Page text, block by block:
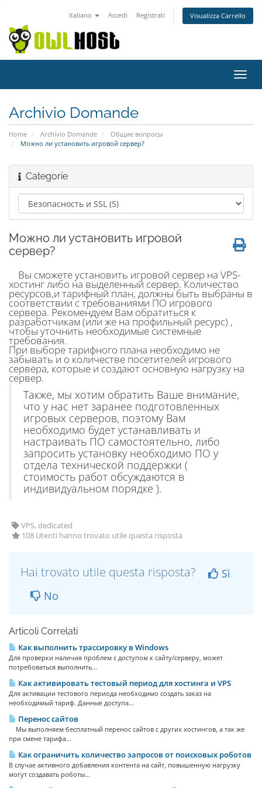
Italiano Accedi Registrati Visualizza Carrello
Attiva
Archivio Domande
Home Archivio Domande
Общие вопросы
Можно ли установить игровой сервер?
Categorie
Можно ли установить игровой
сервер?
Вы сможете установить игровой сервер на VPS-
хостинг либо на выделенный сервер. Количество
ресурсов,и тарифный план, должны быть выбраны в
соответствии с требованиями ПО игрового
сервера. Рекомендуем Вам обратиться к
разработчикам (или же на профильный ресурс) ,
чтобы уточнить необходимые системные
требования.
При выборе тарифного плана необходимо не
забывать и о количестве посетителей игрового
сервера, которые и создают основную нагрузку на
сервер.
Также, мы хотим обратить Ваше внимание,
что у нас нет заранее подготовленных
игровых серверов, поэтому Вам
необходимо будет устанавливать и
настраивать ПО самостоятельно, либо
запросить установку необходимо ПО у
отдела технической поддержки (
стоимость работ обсуждаются в
индивидуальном порядке ).
VPS, dedicated
108 Utenti hanno trovato utile questa risposta
Hai trovato utile questa risposta?
Sì
No
Articoli Correlati
Как выполнить трассировку в Windows
Для проверки наличия проблем с доступом к сайту/серверу, может
потребоваться выполнить...
Как активировать тестовый период для хостинга и VPS
Для активации тестового периода необходимо создать заказ на
необходимый тариф. Данные доступа...
Перенос сайтов
Мы выполняем бесплатный перенос сайтов с других хостингов, а так же
при смене тарифа...
Как ограничить количество запросов от поисковых роботов
В случае активного добавления контента на сайт, повышенную нагрузку
могут создавать роботы...